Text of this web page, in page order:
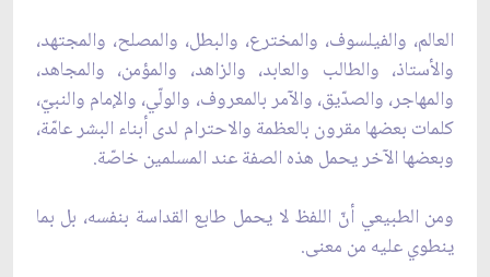
العالم، والفيلسوف، والمخترع، والبطل، والمصلح، والمجتهد،
والأستاذ، والطالب والعابد، والزاهد، والمؤمن، والمجاهد،
والمهاجر، والصدّيق، والآمر بالمعروف، والولّي، والإمام والنبيّ،
كلمات بعضها مقرون بالعظمة والاحترام لدى أبناء البشر عامّة،
وبعضها الآخر يحمل هذه الصفة عند المسلمين خاصّة.
ومن الطبيعي أنّ اللفظ لا يحمل طابع القداسة بنفسه، بل بما
ينطوي عليه من معنى.